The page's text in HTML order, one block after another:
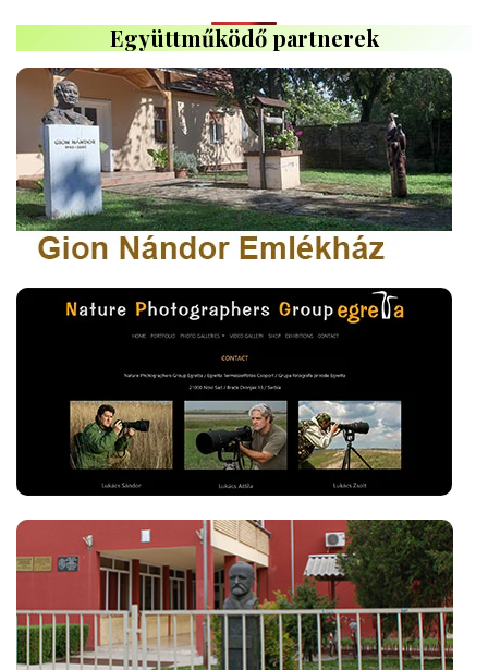
Együttműködő partnerek